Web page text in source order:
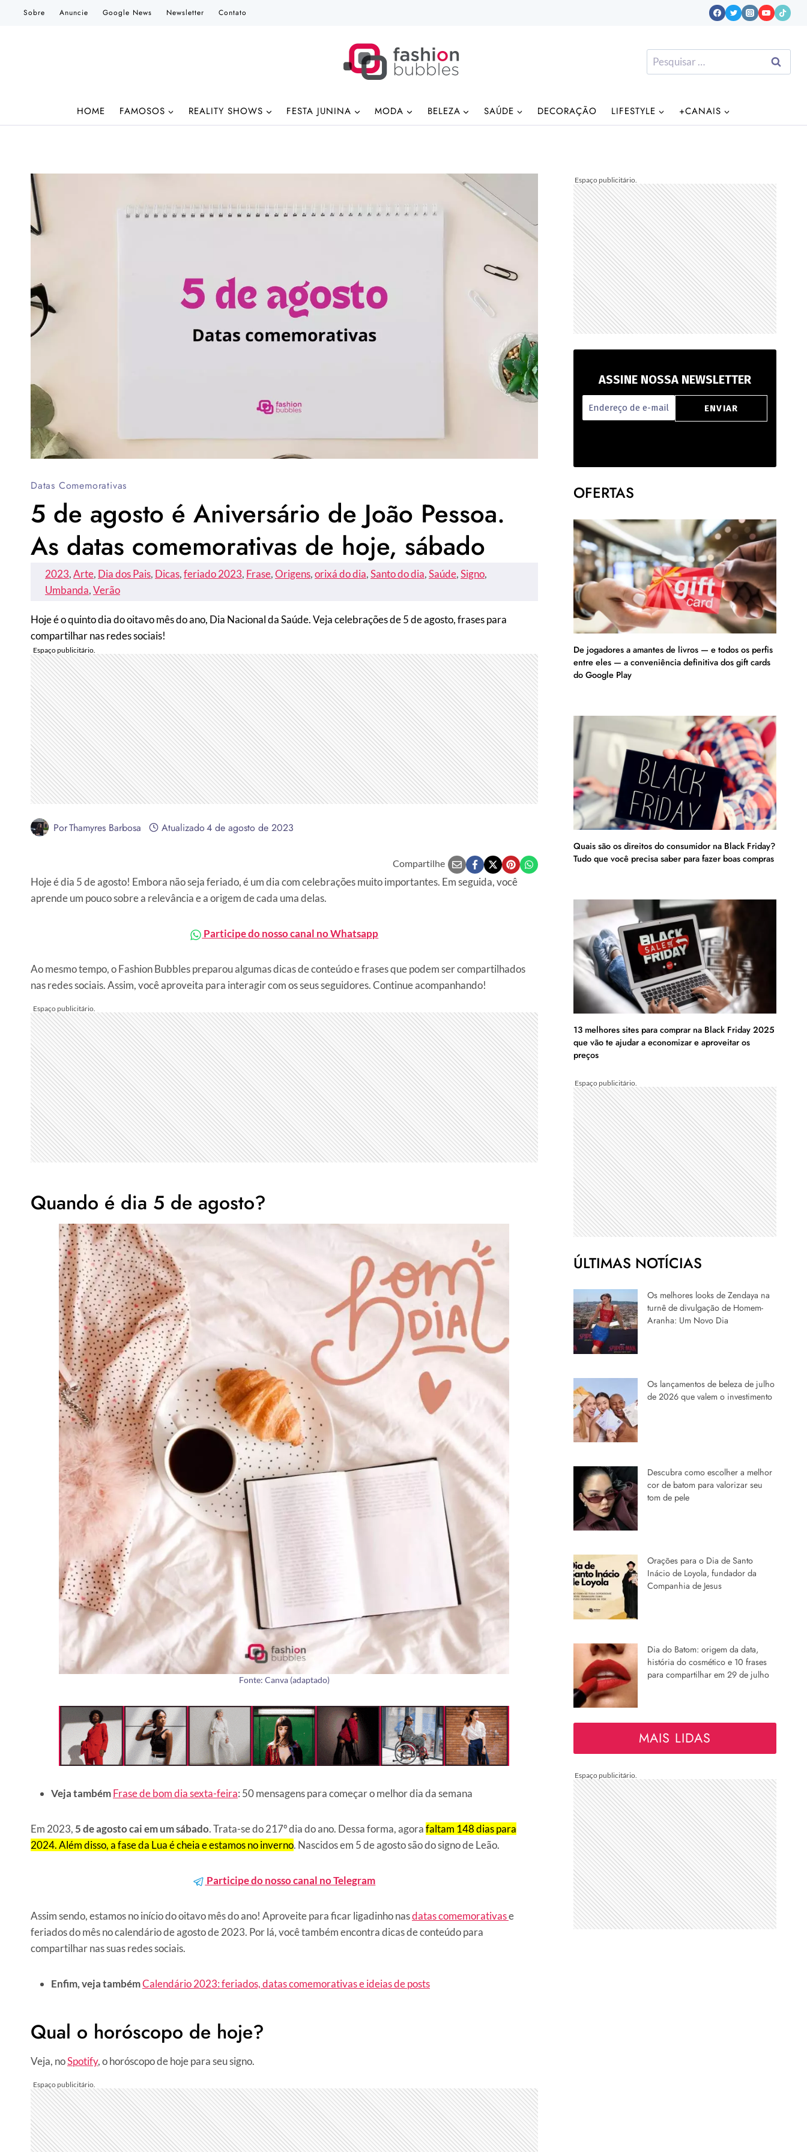
Sobre Anuncie Google News Newsletter Contato
Pesquisar
por:
HOME FAMOSOS REALITY SHOWS FESTA JUNINA MODA BELEZA SAÚDE DECORAÇÃO LIFESTYLE +CANAIS
Datas Comemorativas
5 de agosto é Aniversário de João Pessoa.
As datas comemorativas de hoje, sábado
2023, Arte, Dia dos Pais, Dicas, feriado 2023, Frase, Origens, orixá do dia, Santo do dia, Saúde, Signo
Umbanda, Verão
Hoje é o quinto dia do oitavo mês do ano, Dia Nacional da Saúde. Veja celebrações de 5 de agosto, frases para
compartilhar nas redes sociais!
PorThamyres Barbosa Atualizado4 de agosto de 2023
Compartilhe
Hoje é dia 5 de agosto! Embora não seja feriado, é um dia com celebrações muito importantes. Em seguida, você
aprende um pouco sobre a relevância e a origem de cada uma delas.
Participe do nosso canal no Whatsapp
Ao mesmo tempo, o Fashion Bubbles preparou algumas dicas de conteúdo e frases que podem ser compartilhados
nas redes sociais. Assim, você aproveita para interagir com os seus seguidores. Continue acompanhando!
Quando é dia 5 de agosto?
Fonte: Canva (adaptado)
Veja tambémFrase de bom dia sexta-feira: 50 mensagens para começar o melhor dia da semana
Em 2023,5 de agosto cai em um sábado. Trata-se do 217º dia do ano. Dessa forma, agorafaltam 148 dias para
2024. Além disso, a fase da Lua é cheia e estamos no inverno. Nascidos em 5 de agosto são do signo de Leão.
Participe do nosso canal no Telegram
Assim sendo, estamos no início do oitavo mês do ano! Aproveite para ficar ligadinho nasdatas comemorativase
feriados do mês no calendário de agosto de 2023. Por lá, você também encontra dicas de conteúdo para
compartilhar nas suas redes sociais.
Enfim, veja tambémCalendário 2023: feriados, datas comemorativas e ideias de posts
Qual o horóscopo de hoje?
Veja, noSpotify, o horóscopo de hoje para seu signo.
ASSINE NOSSA NEWSLETTER
OFERTAS
De jogadores a amantes de livros — e todos os perfis
entre eles — a conveniência definitiva dos gift cards
do Google Play
Quais são os direitos do consumidor na Black Friday?
Tudo que você precisa saber para fazer boas compras
13 melhores sites para comprar na Black Friday 2025
que vão te ajudar a economizar e aproveitar os
preços
ÚLTIMAS NOTÍCIAS
Os melhores looks de Zendaya na
turnê de divulgação de Homem-
Aranha: Um Novo Dia
Os lançamentos de beleza de julho
de 2026 que valem o investimento
Descubra como escolher a melhor
cor de batom para valorizar seu
tom de pele
Orações para o Dia de Santo
Inácio de Loyola, fundador da
Companhia de Jesus
Dia do Batom: origem da data,
história do cosmético e 10 frases
para compartilhar em 29 de julho
MAIS LIDAS